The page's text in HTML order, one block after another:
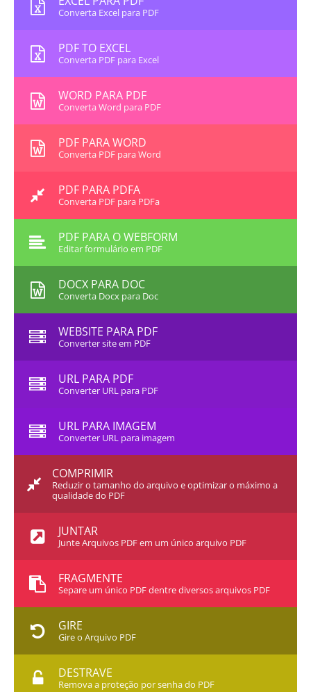
Converta Excel para PDF
PDF TO EXCEL
Converta PDF para Excel
WORD PARA PDF
Converta Word para PDF
PDF PARA WORD
Converta PDF para Word
PDF PARA PDFA
Converta PDF para PDFa
PDF PARA O WEBFORM
Editar formulário em PDF
DOCX PARA DOC
Converta Docx para Doc
WEBSITE PARA PDF
Converter site em PDF
URL PARA PDF
Converter URL para PDF
URL PARA IMAGEM
Converter URL para imagem
COMPRIMIR
Reduzir o tamanho do arquivo e optimizar o máximo a
qualidade do PDF
JUNTAR
Junte Arquivos PDF em um único arquivo PDF
FRAGMENTE
Separe um único PDF dentre diversos arquivos PDF
GIRE
Gire o Arquivo PDF
DESTRAVE
Remova a proteção por senha do PDF